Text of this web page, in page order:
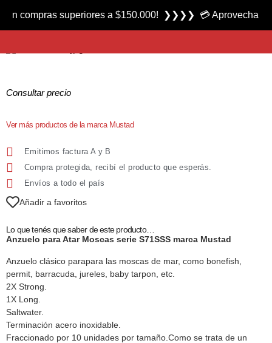
Producto nuevo
Anzuelo para Atar Moscas serie S71SSS marca Mustad
Consultar precio
Ver más productos de la marca Mustad
Emitimos factura A y B
Compra protegida, recibí el producto que esperás.
Envíos a todo el país
Añadir a favoritos
Lo que tenés que saber de este producto…
Anzuelo para Atar Moscas serie S71SSS marca Mustad
Anzuelo clásico parapara las moscas de mar, como bonefish,
permit, barracuda, jureles, baby tarpon, etc.
2X Strong.
1X Long.
Saltwater.
Terminación acero inoxidable.
Fraccionado por 10 unidades por tamaño.Como se trata de un
superiores a $150.000! ❯❯❯❯ 💳 Aprovecha las 3